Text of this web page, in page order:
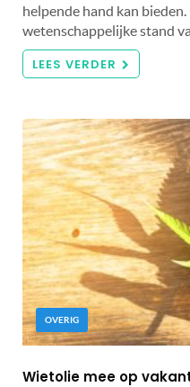
helpende hand kan
wetenschappelijke stand
LEES VERDER
OVERIG
Wietolie mee op